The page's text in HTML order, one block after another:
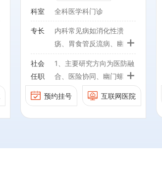
科室 全科医学科门诊
专长
内科常见病如消化性溃
疡、胃食管反流病、幽门
螺杆菌感染、高脂血症、
高血压、糖尿病、高尿酸
血症、冠心病、动脉硬
化、肥胖、营养不良、安
宁缓和医疗，成人疫苗接
种。
+
社会
任职
1、主要研究方向为医防融
合、医险协同、幽门螺杆
菌感染、成人疫苗接种。
2、作为基金项目负责人，
+
预约挂号 互联网医院
北京医师协会重症医学青年
医师分会理事
中国非公立医疗机构协会重
症医学专业委员会委员